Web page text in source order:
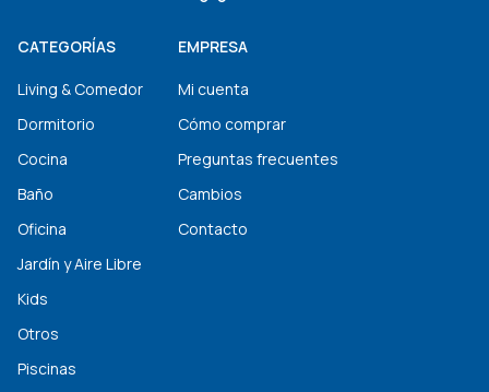
CATEGORÍAS
Living & Comedor
Dormitorio
Cocina
Baño
Oficina
Jardín y Aire Libre
Kids
Otros
Piscinas
EMPRESA
Mi cuenta
Cómo comprar
Preguntas frecuentes
Cambios
Contacto